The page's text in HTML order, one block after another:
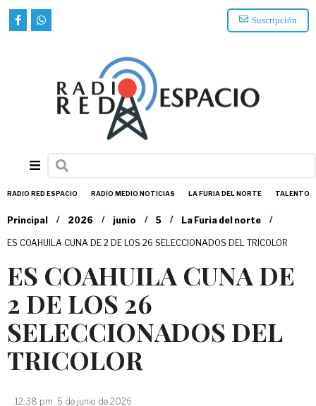
Suscripción
RADIO RED ESPACIO RADIO MEDIO NOTICIAS LA FURIA DEL NORTE TALENTO
Principal / 2026 / junio / 5 / La Furia del norte /
ES COAHUILA CUNA DE 2 DE LOS 26 SELECCIONADOS DEL TRICOLOR
ES COAHUILA CUNA DE
2 DE LOS 26
SELECCIONADOS DEL
TRICOLOR
12:38 pm, 5 de junio de 2026